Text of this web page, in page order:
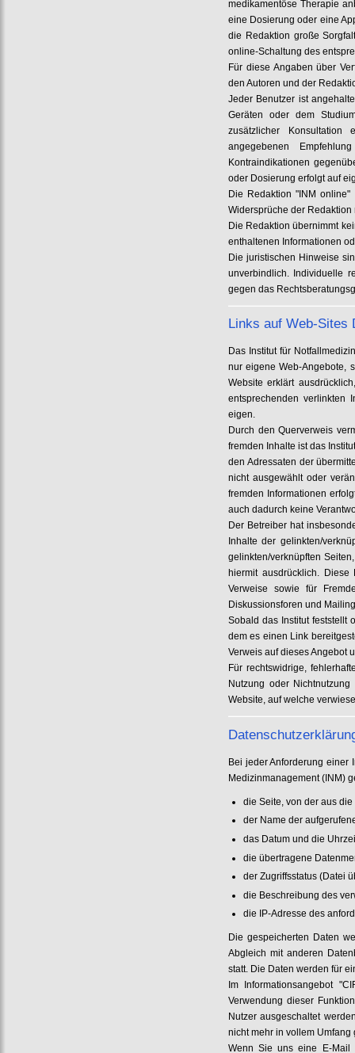
medikamentöse Therapie
eine Dosierung oder eine
die Redaktion große
online-Schaltung des
Für diese Angaben über
den Autoren und der
Jeder Benutzer ist
Geräten oder dem
zusätzlicher
angegebenen
Kontraindikationen
oder Dosierung erfolgt auf
Die Redaktion "INM
Widersprüche der Redaktion
Die Redaktion übernimmt
enthaltenen Informationen
Die juristischen Hinweise
unverbindlich. Individuelle
gegen das
Links auf Web-Sites
Das Institut für
nur eigene Web-Angebote,
Website erklärt
entsprechenden verlinkten
eigen.
Durch den Querverweis
fremden Inhalte ist das
den Adressaten der
nicht ausgewählt oder
fremden Informationen
auch dadurch keine
Der Betreiber hat
Inhalte der gelinkten/
gelinkten/verknüpften
hiermit ausdrücklich.
Verweise sowie für
Diskussionsforen und
Sobald das Institut feststellt
dem es einen Link
Verweis auf dieses Angebot
Für rechtswidrige,
Nutzung oder
Website, auf welche
Bei jeder Anforderung einer
Medizinmanagement (INM)
die Seite, von der aus
der Name der
das Datum und die
die übertragene
der Zugriffsstatus (Datei
die Beschreibung des
die IP-Adresse des
Die gespeicherten Daten
Abgleich mit anderen
statt. Die Daten werden für
Im Informationsangebot
Verwendung dieser
Nutzer ausgeschaltet
nicht mehr in vollem Umfang
Wenn Sie uns eine E-Mail